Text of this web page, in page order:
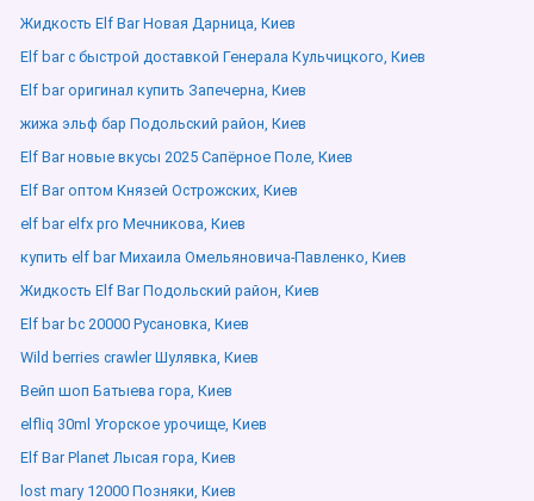
Жидкость Elf Bar Новая Дарница, Киев
Elf bar с быстрой доставкой Генерала Кульчицкого, Киев
Elf bar оригинал купить Запечерна, Киев
жижа эльф бар Подольский район, Киев
Elf Bar новые вкусы 2025 Сапёрное Поле, Киев
Elf Bar оптом Князей Острожских, Киев
elf bar elfx pro Мечникова, Киев
купить elf bar Михаила Омельяновича-Павленко, Киев
Жидкость Elf Bar Подольский район, Киев
Elf bar bc 20000 Русановка, Киев
Wild berries crawler Шулявка, Киев
Вейп шоп Батыева гора, Киев
elfliq 30ml Угорское урочище, Киев
Elf Bar Planet Лысая гора, Киев
lost mary 12000 Позняки, Киев